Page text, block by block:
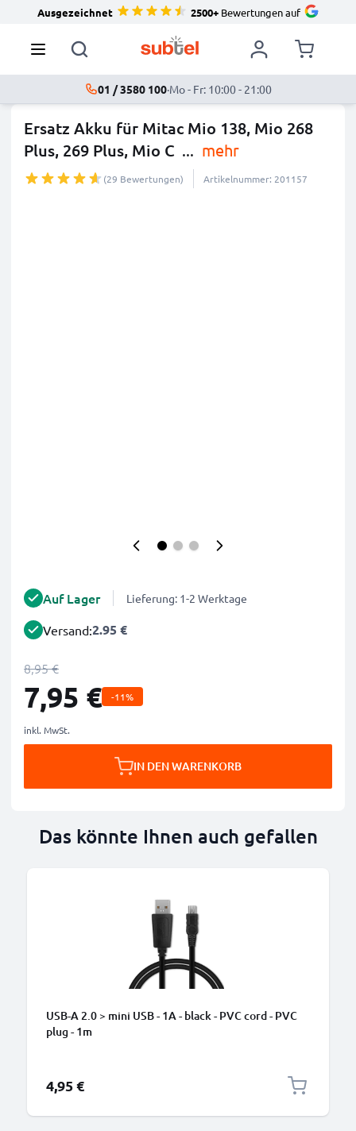
Ausgezeichnet 2500+Bewertungen auf
01 / 3580 100·Mo - Fr: 10:00 - 21:00
Ersatz Akku für Mitac Mio 138, Mio 268
Plus, 269 Plus, Mio C ... mehr
(29 Bewertungen) Artikelnummer: 201157
Auf Lager Lieferung: 1-2 Werktage
Versand:2.95 €
8,95 €
7,95 € -11%
inkl. MwSt.
IN DEN WARENKORB
Das könnte Ihnen auch gefallen
USB-A 2.0 > mini USB - 1A - black - PVC cord - PVC
plug - 1m
4,95 €